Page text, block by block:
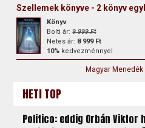
Szellemek könyve - 2 könyv
Könyv
Bolti ár:9 999 Ft
Netes ár: 8 999 Ft
10% kedvezménnyel
Magyar
HETI TOP
Politico: eddig Orbán Viktor